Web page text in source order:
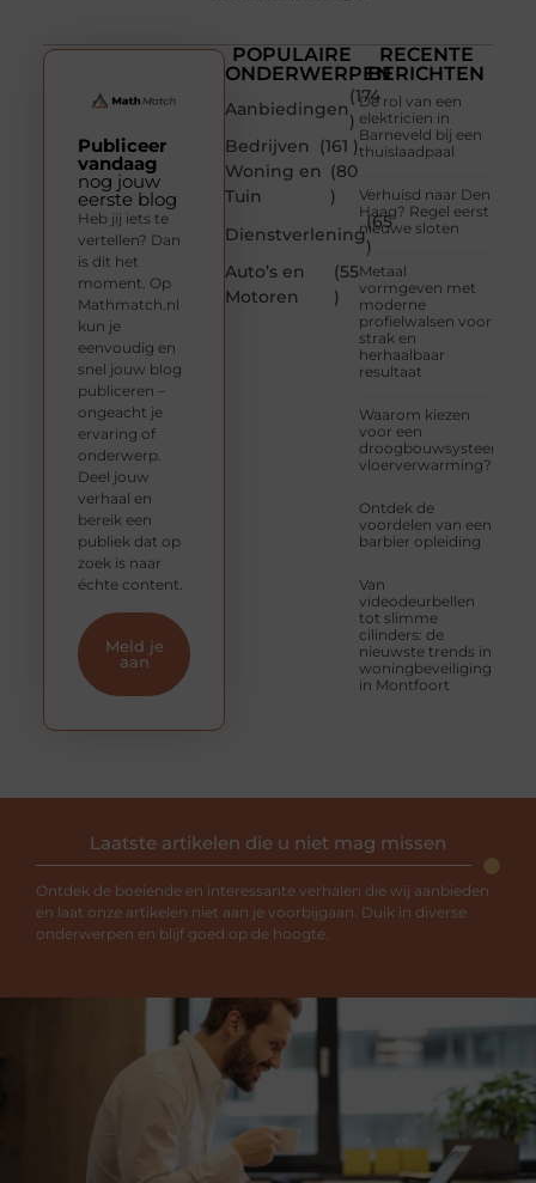
POPULAIRE
ONDERWERPEN
Aanbiedingen
(174
)
Bedrijven
(161 )
Woning en
Tuin
(80
)
Dienstverlening
(65
)
Auto’s en
Motoren
(55
)
RECENTE
BERICHTEN
De rol van een
elektricien in
Barneveld bij een
thuislaadpaal
Verhuisd naar Den
Haag? Regel eerst
nieuwe sloten
Metaal
vormgeven met
moderne
profielwalsen voor
strak en
herhaalbaar
resultaat
Waarom kiezen
voor een
droogbouwsysteem
vloerverwarming?
Ontdek de
voordelen van een
barbier opleiding
Van
videodeurbellen
tot slimme
cilinders: de
nieuwste trends in
woningbeveiliging
in Montfoort
Publiceer
vandaag
nog jouw
eerste blog
Heb jij iets te
vertellen? Dan
is dit het
moment. Op
Mathmatch.nl
kun je
eenvoudig en
snel jouw blog
publiceren –
ongeacht je
ervaring of
onderwerp.
Deel jouw
verhaal en
bereik een
publiek dat op
zoek is naar
échte content.
Meld je
aan
Laatste artikelen die u niet mag missen
Ontdek de boeiende en interessante verhalen die wij aanbieden
en laat onze artikelen niet aan je voorbijgaan. Duik in diverse
onderwerpen en blijf goed op de hoogte.